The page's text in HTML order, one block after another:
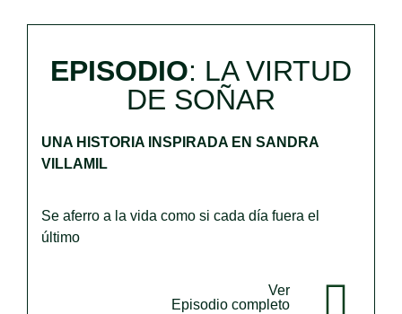
EPISODIO: LA VIRTUD
DE SOÑAR
UNA HISTORIA INSPIRADA EN SANDRA
VILLAMIL
Se aferro a la vida como si cada día fuera el
último
Ver
Episodio completo